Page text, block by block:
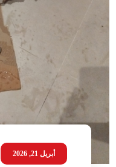
أبريل 21, 2026